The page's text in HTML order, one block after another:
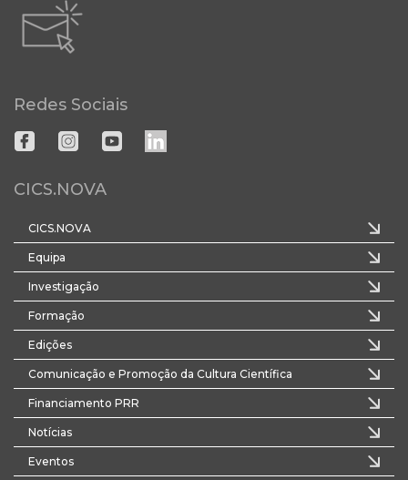
Redes Sociais
CICS.NOVA
CICS.NOVA
Equipa
Investigação
Formação
Edições
Comunicação e Promoção da Cultura Científica
Financiamento PRR
Notícias
Eventos